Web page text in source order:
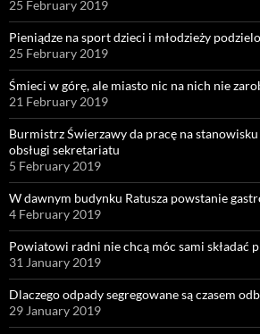
25 February 2019
Pieniądze na sport dzieci i młodzieży
25 February 2019
Śmieci w górę, ale miasto nic na nich nie
21 February 2019
Burmistrz Świerzawy da pracę na
obsługi sekretariatu
5 February 2019
W dawnym budynku Ratusza powstanie
4 February 2019
Powiatowi radni nie chcą móc sami składać
31 January 2019
Dlaczego odpady segregowane są czasem
29 January 2019